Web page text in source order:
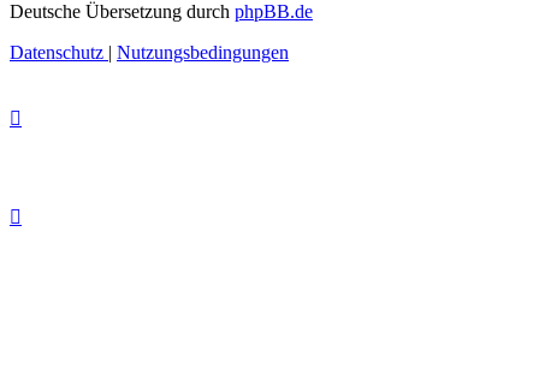
Deutsche Übersetzung durch phpBB.de
Datenschutz | Nutzungsbedingungen